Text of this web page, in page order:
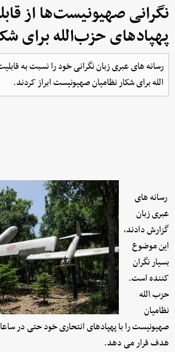
نگرانی صهیونیست‌ها از
پهپادهای حزب‌الله برای
رسانه های عبری زبان نگرانی خود را نسبت به
الله برای شکار نظامیان صهیونیست ابراز کردند.
رسانه های
عبری زبان
گزارش دادند،
این موضوع
بسیار نگران
کننده است.
حزب الله
نظامیان
صهیونیست را با پهپادهای انتحاری خود حتی در
هدف قرار می دهد.